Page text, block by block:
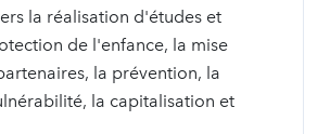
la réalisation d'études et
de l'enfance, la mise
la prévention, la
la capitalisation et